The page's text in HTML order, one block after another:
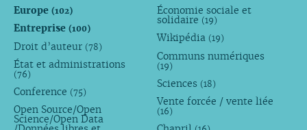
Europe (102)
Entreprise (100)
Droit d’auteur (78)
État et administrations
(76)
Conference (75)
Open Source/Open
Science/Open Data
Économie sociale et
solidaire (19)
Wikipédia (19)
Communs numériques
(19)
Sciences (18)
Vente forcée / vente liée
(16)